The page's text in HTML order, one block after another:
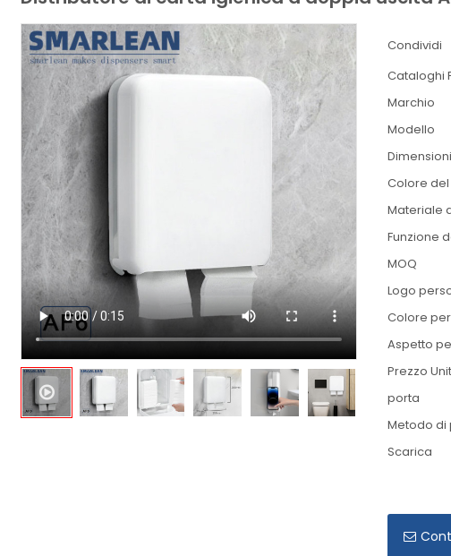
Condividi
Cataloghi
Marchio
Modello
Colore
Materiale
Funzione
MOQ
Logo
Colore
Aspetto
Prezzo
porta
Metodo
Scarica